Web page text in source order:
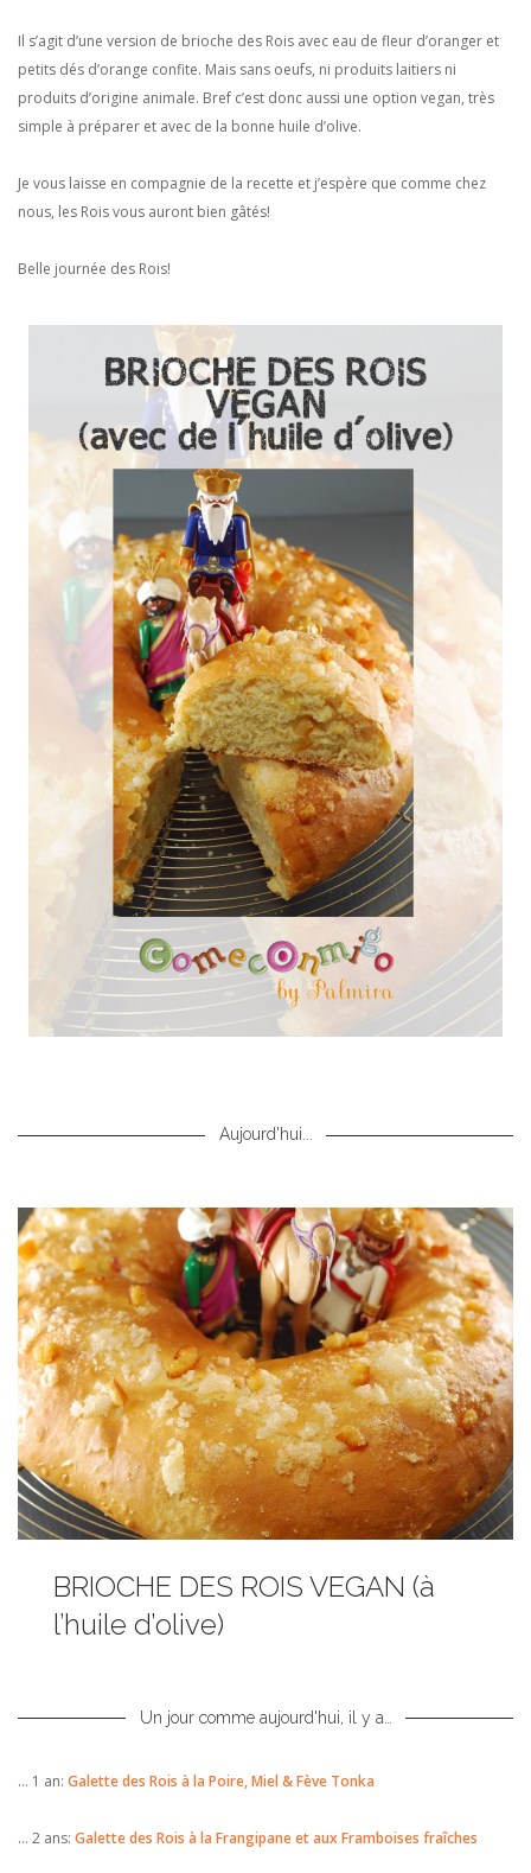
Il s’agit d’une version de brioche des Rois avec eau de fleur d’oranger et
petits dés d’orange confite. Mais sans oeufs, ni produits laitiers ni
produits d’origine animale. Bref c’est donc aussi une option vegan, très
simple à préparer et avec de la bonne huile d’olive.
Je vous laisse en compagnie de la recette et j’espère que comme chez
nous, les Rois vous auront bien gâtés!
Belle journée des Rois!
Aujourd'hui...
BRIOCHE DES ROIS VEGAN (à
l’huile d’olive)
Un jour comme aujourd'hui, il y a…
… 1 an: Galette des Rois à la Poire, Miel & Fève Tonka
… 2 ans: Galette des Rois à la Frangipane et aux Framboises fraîches